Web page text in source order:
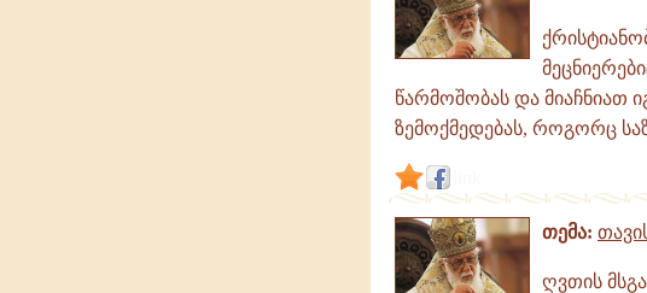
წარმოშობას და
ზემოქმედებას, როგორც
თემა:
ღვთის